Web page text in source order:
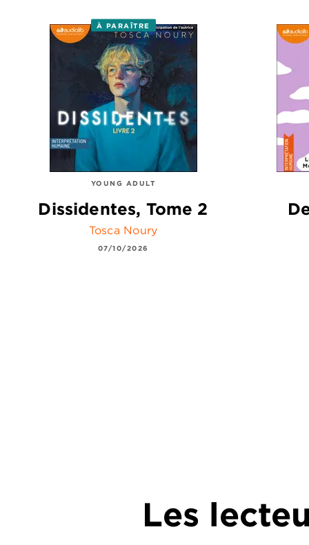
À PARAÎTRE
YOUNG ADULT
Dissidentes, Tome 2
Tosca Noury
07/10/2026
Les